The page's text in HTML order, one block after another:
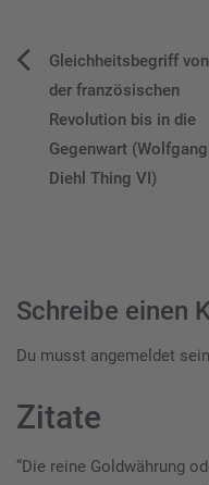
Gleichheitsbegriff von
der französischen
Revolution bis in die
Gegenwart (Wolfgang
Diehl Thing VI)
Schreibe einen
Du musst angemeldet
Zitate
“Die reine Goldwährung